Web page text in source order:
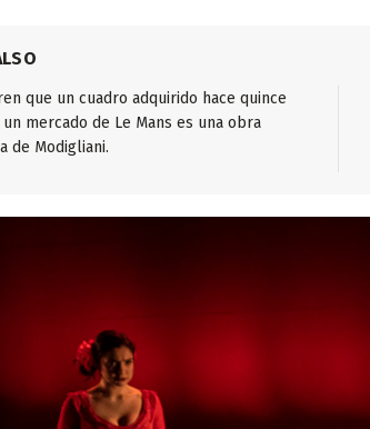
que un cuadro adquirido hace quince
mercado de Le Mans es una obra
de Modigliani.